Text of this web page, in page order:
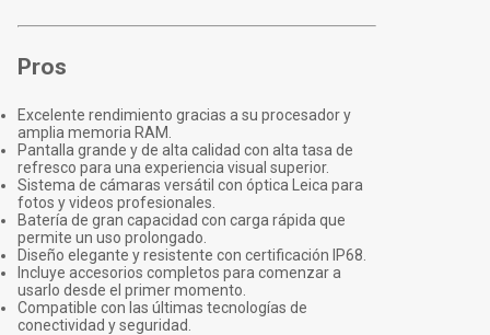
Pros
Excelente rendimiento gracias a su procesador y
amplia memoria RAM.
Pantalla grande y de alta calidad con alta tasa de
refresco para una experiencia visual superior.
Sistema de cámaras versátil con óptica Leica para
fotos y videos profesionales.
Batería de gran capacidad con carga rápida que
permite un uso prolongado.
Diseño elegante y resistente con certificación IP68.
Incluye accesorios completos para comenzar a
usarlo desde el primer momento.
Compatible con las últimas tecnologías de
conectividad y seguridad.